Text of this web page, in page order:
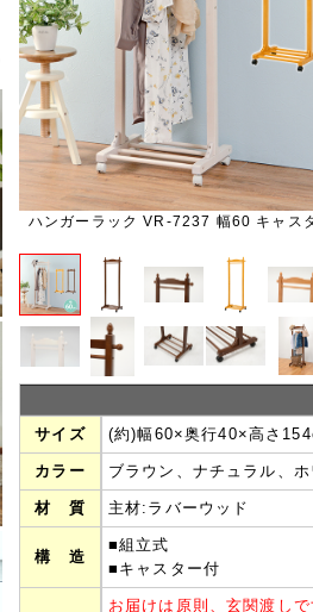
ハンガーラック VR-7237 幅60 キャス
サイズ (約)幅60×奥行40×高さ
カラー ブラウン、ナチュラル、
材 質 主材:ラバーウッド
構 造
■組立式
■キャスター付
お届けは原則、玄関渡し